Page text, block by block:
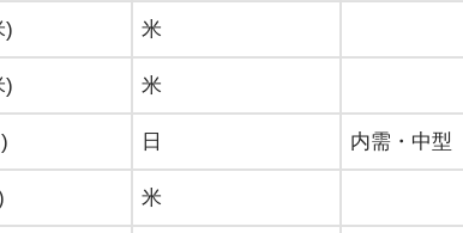
) 米
) 米
日 内需・中型
米